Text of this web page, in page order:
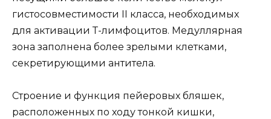
гистосовместимости II класса, необходимых
для активации Т-лимфоцитов. Медуллярная
зона заполнена более зрелыми клетками,
секретирующими антитела.
Строение и функция пейеровых бляшек,
расположенных по ходу тонкой кишки,